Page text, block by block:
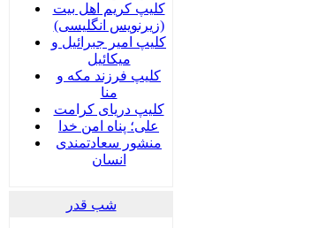
کلیپ کریم اهل بیت
(زیرنویس انگلیسی)
کلیپ امیر جبرائیل و
میکائیل
کلیپ فرزند مکه و
منا
کلیپ دریای کرامت
علی؛ پناه امن خدا
منشور سعادتمندی
انسان
شب قدر